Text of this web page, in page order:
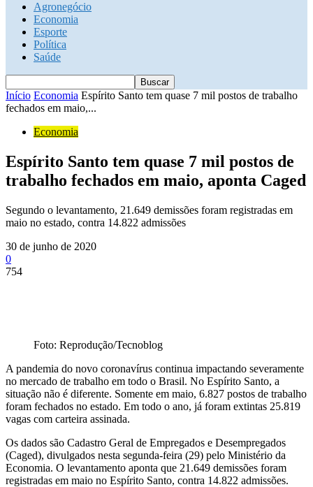
Agronegócio
Economia
Esporte
Política
Saúde
Início Economia Espírito Santo tem quase 7 mil postos de trabalho
fechados em maio,...
Economia
Espírito Santo tem quase 7 mil postos de
trabalho fechados em maio, aponta Caged
Segundo o levantamento, 21.649 demissões foram registradas em
maio no estado, contra 14.822 admissões
30 de junho de 2020
0
754
Foto: Reprodução/Tecnoblog
A pandemia do novo coronavírus continua impactando severamente
no mercado de trabalho em todo o Brasil. No Espírito Santo, a
situação não é diferente. Somente em maio, 6.827 postos de trabalho
foram fechados no estado. Em todo o ano, já foram extintas 25.819
vagas com carteira assinada.
Os dados são Cadastro Geral de Empregados e Desempregados
(Caged), divulgados nesta segunda-feira (29) pelo Ministério da
Economia. O levantamento aponta que 21.649 demissões foram
registradas em maio no Espírito Santo, contra 14.822 admissões.